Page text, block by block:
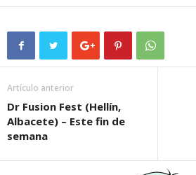
Artículo anterior
Dr Fusion Fest (Hellín,
Albacete) – Este fin de
semana